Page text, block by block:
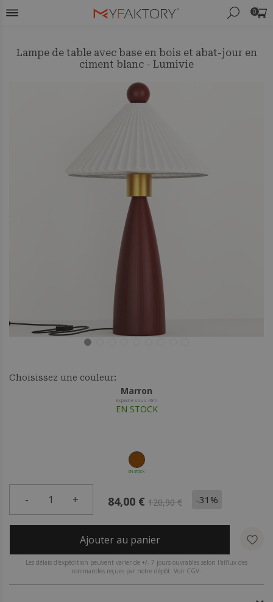
0
Lampe de table avec base en bois et abat-jour en
ciment blanc - Lumivie
Choisissez une couleur:
Marron
Expédié sous 48h
EN STOCK
EN STOCK
- 1 + 84,00 € 120,90 € -31%
Ajouter au panier
Les délais d'expédition peuvent varier de +/- 7 jours ouvrables selon l'afflux des
commandes reçues par notre dépôt. Voir CGV.